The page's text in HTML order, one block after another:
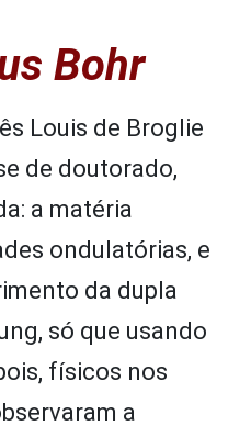
Bohr
Louis de Broglie
de doutorado,
a matéria
ondulatórias, e
da dupla
só que usando
físicos nos
a